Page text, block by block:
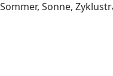
Sommer, Sonne,